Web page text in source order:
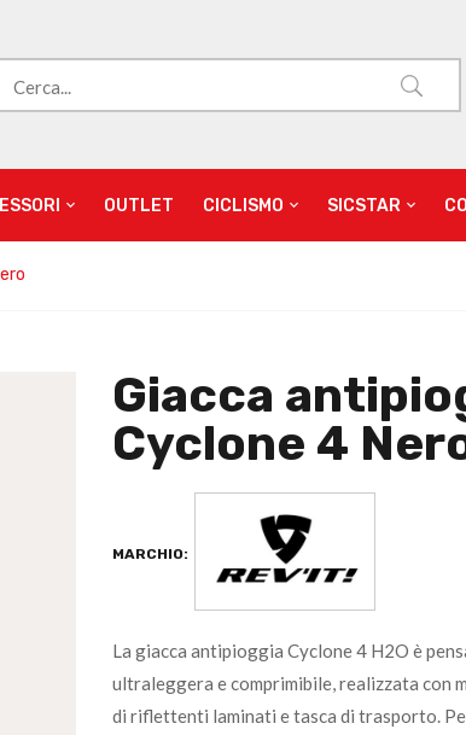
OUTLET CICLISMO SICSTAR
Giacca
Cyclone 4
MARCHIO:
La giacca antipioggia Cyclone 4 H2O è
ultraleggera e comprimibile, realizzata con
di riflettenti laminati e tasca di trasporto.